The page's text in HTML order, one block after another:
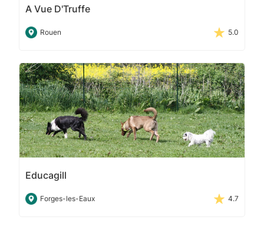
A Vue D'Truffe
Rouen 5.0
Educagill
Forges-les-Eaux 4.7